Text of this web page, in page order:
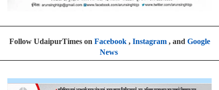
Follow UdaipurTimes on Facebook, Instagram, and Google
News